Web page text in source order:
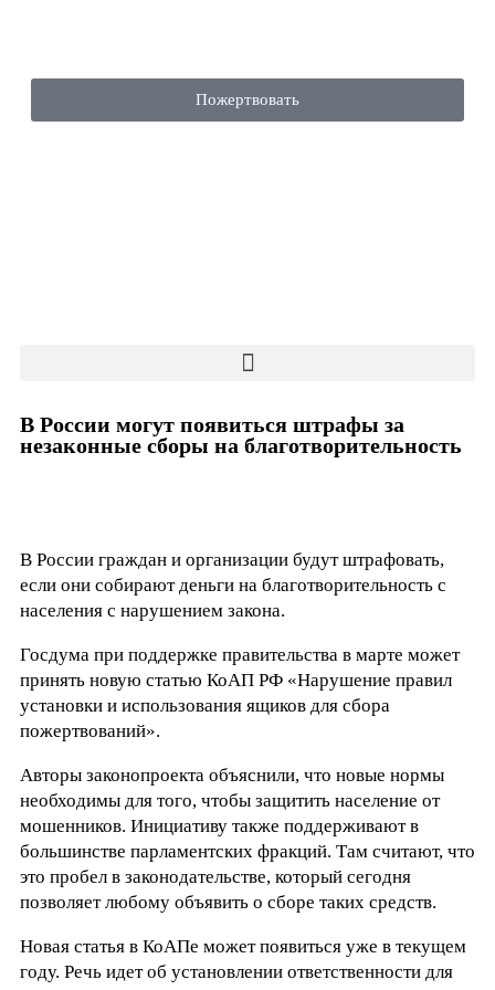
Пожертвовать
В России могут появиться штрафы за
незаконные сборы на благотворительность
В России граждан и организации будут штрафовать,
если они собирают деньги на благотворительность с
населения с нарушением закона.
Госдума при поддержке правительства в марте может
принять новую статью КоАП РФ «Нарушение правил
установки и использования ящиков для сбора
пожертвований».
Авторы законопроекта объяснили, что новые нормы
необходимы для того, чтобы защитить население от
мошенников. Инициативу также поддерживают в
большинстве парламентских фракций. Там считают, что
это пробел в законодательстве, который сегодня
позволяет любому объявить о сборе таких средств.
Новая статья в КоАПе может появиться уже в текущем
году. Речь идет об установлении ответственности для